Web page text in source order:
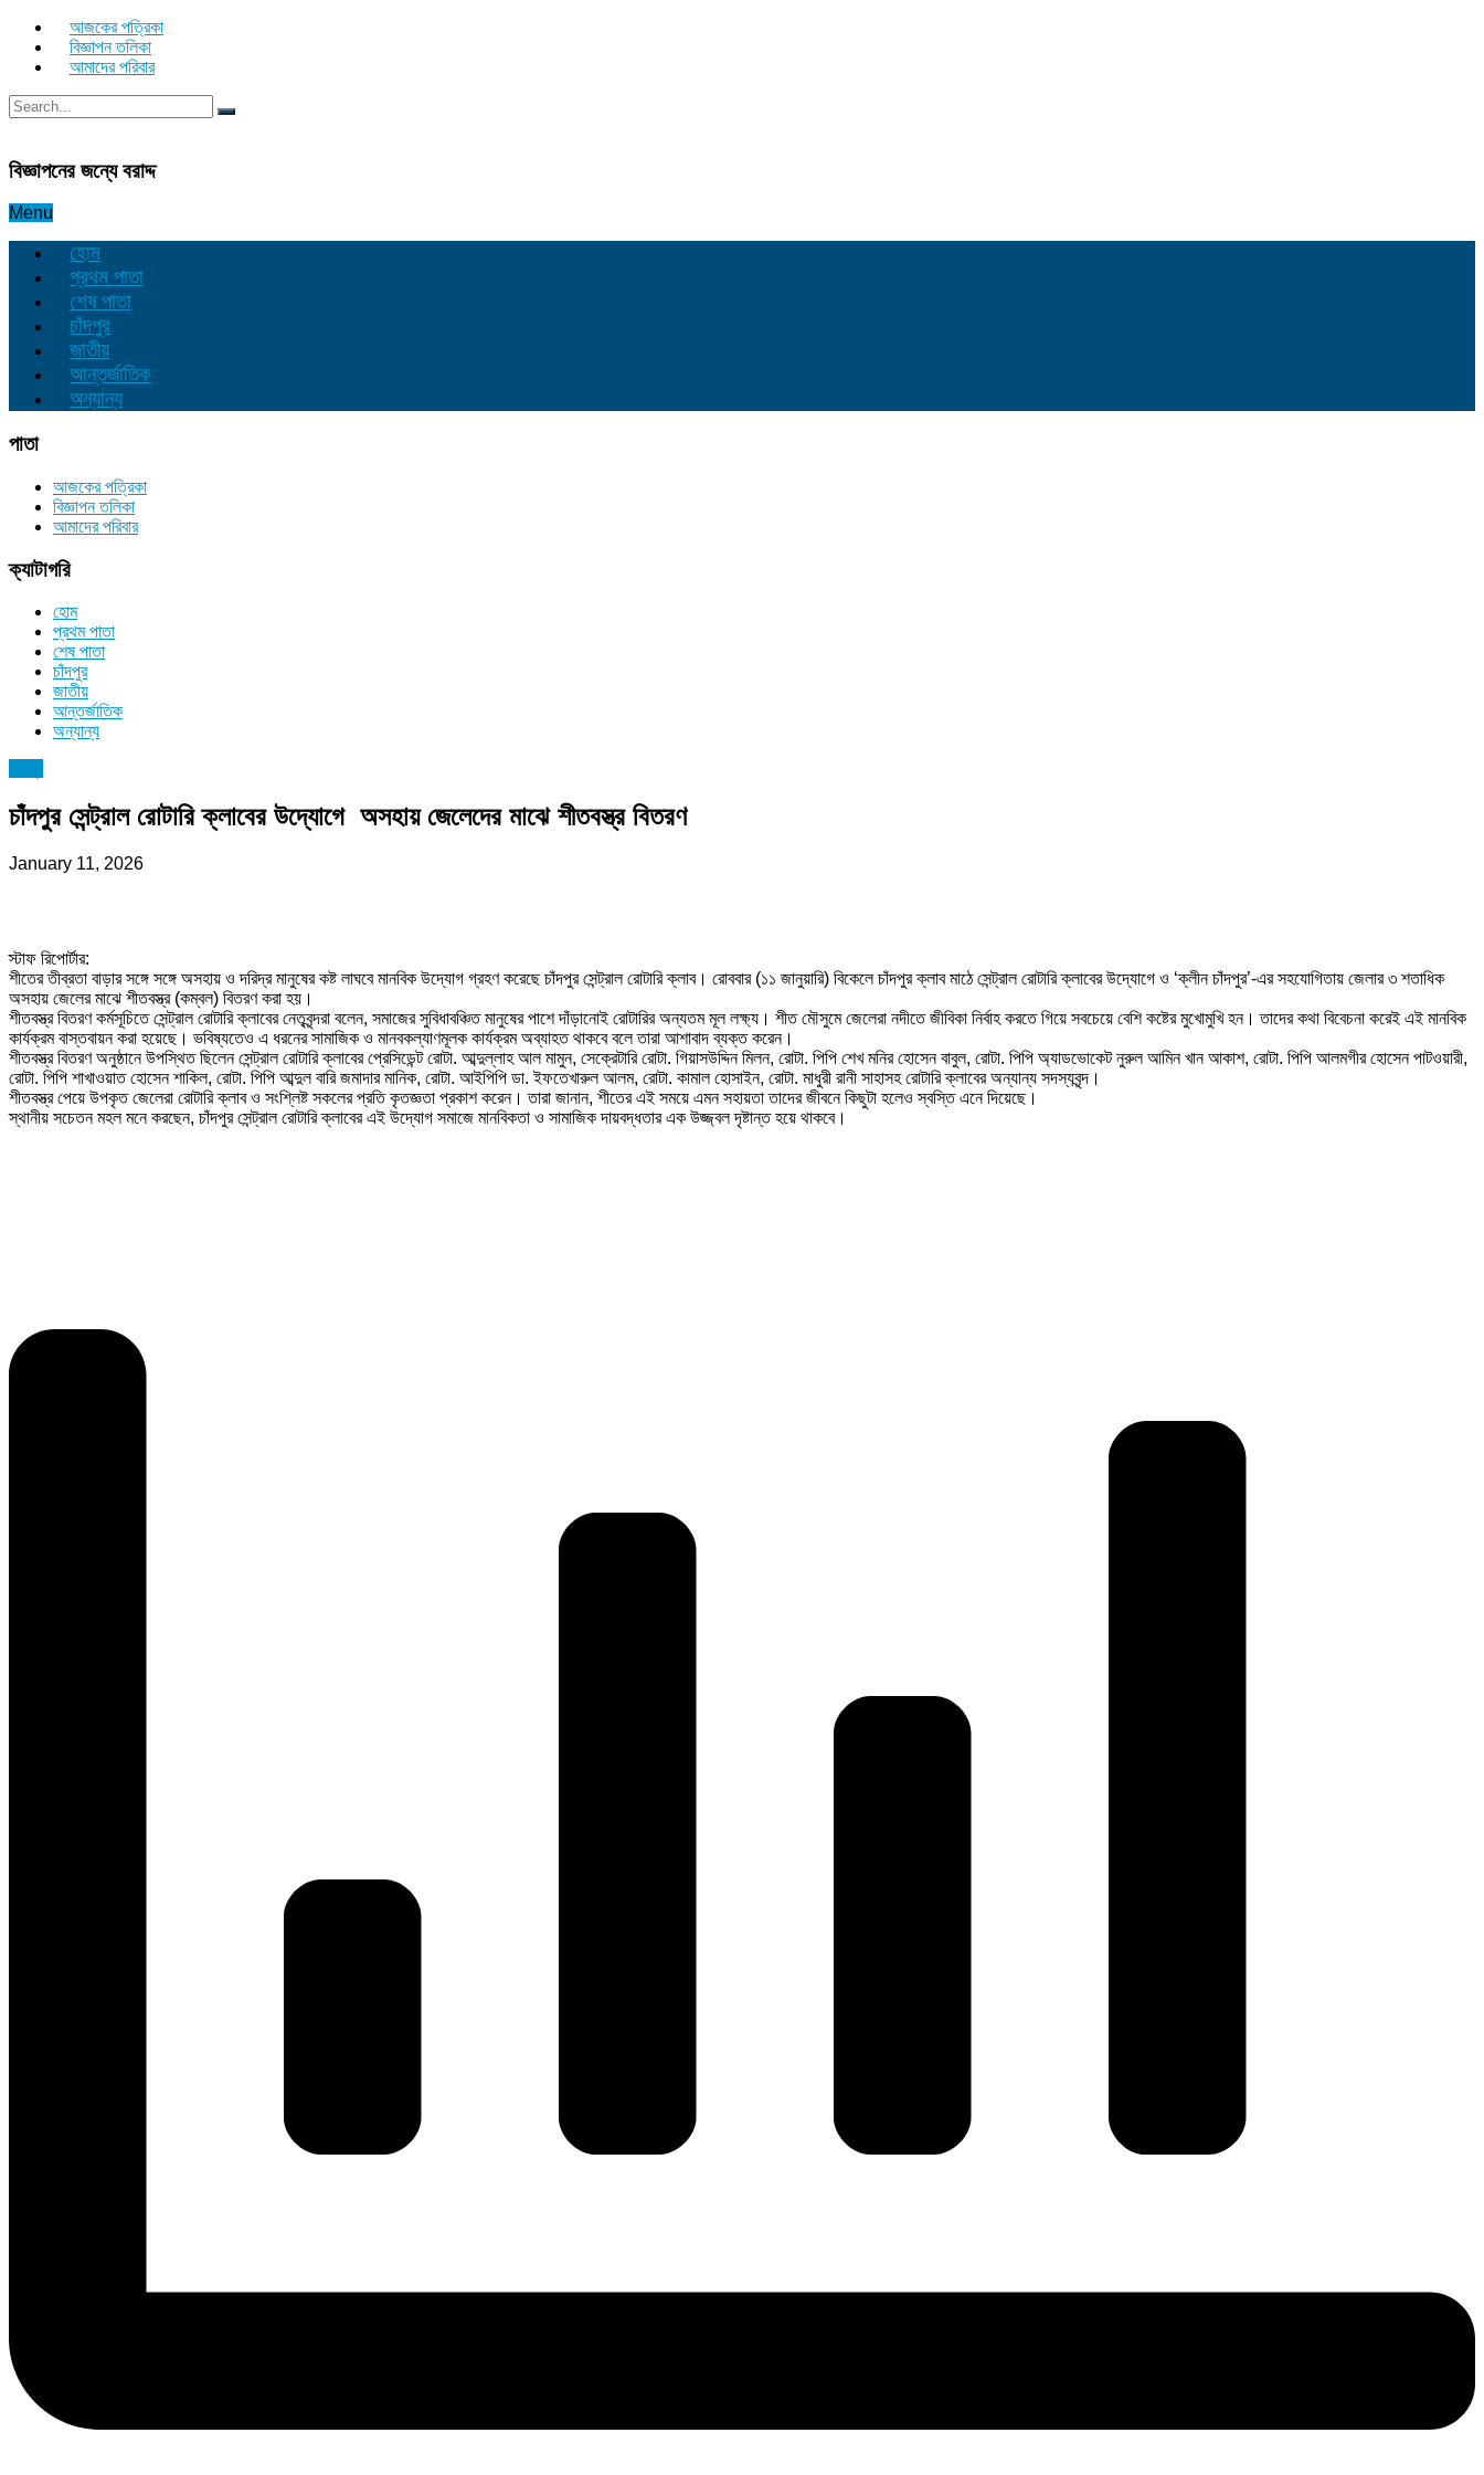
আজকের পত্রিকা
বিজ্ঞাপন তলিকা
আমাদের পরিবার
বিজ্ঞাপনের জন্যে বরাদ্দ
Menu
হোম
প্রথম পাতা
শেষ পাতা
চাঁদপুর
জাতীয়
আন্তর্জাতিক
অন্যান্য
পাতা
আজকের পত্রিকা
বিজ্ঞাপন তলিকা
আমাদের পরিবার
ক্যাটাগরি
হোম
প্রথম পাতা
শেষ পাতা
চাঁদপুর
জাতীয়
আন্তর্জাতিক
অন্যান্য
চাঁদপুর সেন্ট্রাল রোটারি ক্লাবের উদ্যোগে অসহায় জেলেদের মাঝে শীতবস্ত্র বিতরণ
January 11, 2026
স্টাফ রিপোর্টার:
শীতের তীব্রতা বাড়ার সঙ্গে সঙ্গে অসহায় ও দরিদ্র মানুষের কষ্ট লাঘবে মানবিক উদ্যোগ গ্রহণ করেছে চাঁদপুর সেন্ট্রাল রোটারি ক্লাব। রোববার (১১ জানুয়ারি) বিকেলে চাঁদপুর ক্লাব মাঠে সেন্ট্রাল রোটারি ক্লাবের উদ্যোগে ও ‘ক্লীন চাঁদপুর’-এর সহযোগিতায় জেলার ৩ শতাধিক
অসহায় জেলের মাঝে শীতবস্ত্র (কম্বল) বিতরণ করা হয়।
শীতবস্ত্র বিতরণ কর্মসূচিতে সেন্ট্রাল রোটারি ক্লাবের নেতৃবৃন্দরা বলেন, সমাজের সুবিধাবঞ্চিত মানুষের পাশে দাঁড়ানোই রোটারির অন্যতম মূল লক্ষ্য। শীত মৌসুমে জেলেরা নদীতে জীবিকা নির্বাহ করতে গিয়ে সবচেয়ে বেশি কষ্টের মুখোমুখি হন। তাদের কথা বিবেচনা করেই এই মানবিক
কার্যক্রম বাস্তবায়ন করা হয়েছে। ভবিষ্যতেও এ ধরনের সামাজিক ও মানবকল্যাণমূলক কার্যক্রম অব্যাহত থাকবে বলে তারা আশাবাদ ব্যক্ত করেন।
শীতবস্ত্র বিতরণ অনুষ্ঠানে উপস্থিত ছিলেন সেন্ট্রাল রোটারি ক্লাবের প্রেসিডেন্ট রোটা. আব্দুল্লাহ আল মামুন, সেক্রেটারি রোটা. গিয়াসউদ্দিন মিলন, রোটা. পিপি শেখ মনির হোসেন বাবুল, রোটা. পিপি অ্যাডভোকেট নুরুল আমিন খান আকাশ, রোটা. পিপি আলমগীর হোসেন পাটওয়ারী,
রোটা. পিপি শাখাওয়াত হোসেন শাকিল, রোটা. পিপি আব্দুল বারি জমাদার মানিক, রোটা. আইপিপি ডা. ইফতেখারুল আলম, রোটা. কামাল হোসাইন, রোটা. মাধুরী রানী সাহাসহ রোটারি ক্লাবের অন্যান্য সদস্যবৃন্দ।
শীতবস্ত্র পেয়ে উপকৃত জেলেরা রোটারি ক্লাব ও সংশ্লিষ্ট সকলের প্রতি কৃতজ্ঞতা প্রকাশ করেন। তারা জানান, শীতের এই সময়ে এমন সহায়তা তাদের জীবনে কিছুটা হলেও স্বস্তি এনে দিয়েছে।
স্থানীয় সচেতন মহল মনে করছেন, চাঁদপুর সেন্ট্রাল রোটারি ক্লাবের এই উদ্যোগ সমাজে মানবিকতা ও সামাজিক দায়বদ্ধতার এক উজ্জ্বল দৃষ্টান্ত হয়ে থাকবে।